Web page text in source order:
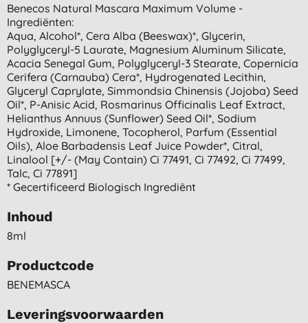
Benecos Natural Mascara Maximum Volume -
Ingrediënten:
Aqua, Alcohol*, Cera Alba (beeswax)*, Glycerin,
Polyglyceryl-5 Laurate, Magnesium Aluminum Silicate,
Acacia Senegal Gum, Polyglyceryl-3 Stearate, Copernicia
Cerifera (carnauba) Cera*, Hydrogenated Lecithin,
Glyceryl Caprylate, Simmondsia Chinensis (jojoba) Seed
Oil*, P-Anisic Acid, Rosmarinus Officinalis Leaf Extract,
Helianthus Annuus (sunflower) Seed Oil*, Sodium
Hydroxide, Limonene, Tocopherol, Parfum (essential
Oils), Aloe Barbadensis Leaf Juice Powder*, Citral,
Linalool [+/- (may Contain) Ci 77491, Ci 77492, Ci 77499,
Talc, Ci 77891]
* Gecertificeerd Biologisch Ingrediënt
Inhoud
8ml
Productcode
BENEMASCA
Leveringsvoorwaarden